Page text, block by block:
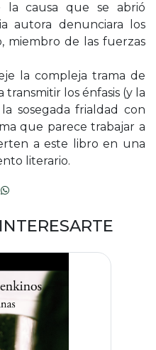
la causa que se abrió
autora denunciara los
miembro de las fuerzas
la compleja trama de
transmitir los énfasis (y la
sosegada frialdad con
que parece trabajar a
a este libro en una
literario.